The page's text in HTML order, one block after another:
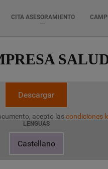
CITA ASESORAMIENTO
Descargar
acepto lascondiciones
LENGUAS
Castellano